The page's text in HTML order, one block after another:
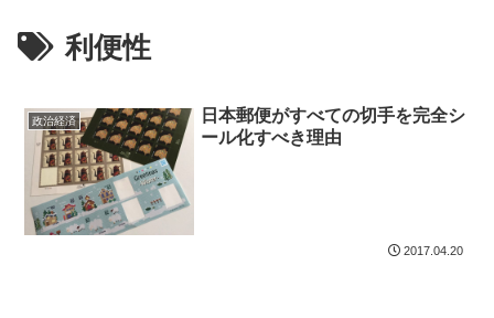
利便性
政治経済
日本郵便がすべての切手を完全シ
ール化すべき理由
2017.04.20